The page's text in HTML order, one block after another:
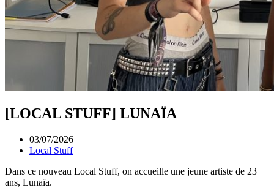
[LOCAL STUFF] LUNAÏA
03/07/2026
Local Stuff
Dans ce nouveau Local Stuff, on accueille une jeune artiste de 23
ans, Lunaïa.